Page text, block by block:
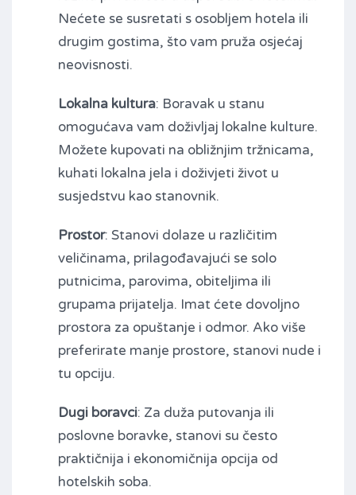
Nećete se susretati s osobljem hotela ili
drugim gostima, što vam pruža osjećaj
neovisnosti.
Lokalna kultura: Boravak u stanu
omogućava vam doživljaj lokalne kulture.
Možete kupovati na obližnjim tržnicama,
kuhati lokalna jela i doživjeti život u
susjedstvu kao stanovnik.
Prostor: Stanovi dolaze u različitim
veličinama, prilagođavajući se solo
putnicima, parovima, obiteljima ili
grupama prijatelja. Imat ćete dovoljno
prostora za opuštanje i odmor. Ako više
preferirate manje prostore, stanovi nude i
tu opciju.
Dugi boravci: Za duža putovanja ili
poslovne boravke, stanovi su često
praktičnija i ekonomičnija opcija od
hotelskih soba.